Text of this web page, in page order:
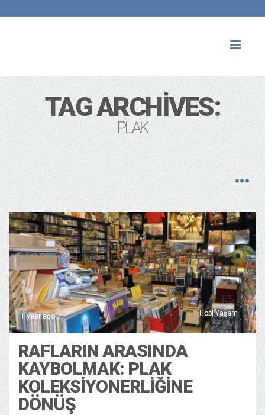
TAG ARCHIVES:
PLAK
Hobi Yaşam
1 year ago
RAFLARIN ARASINDA
KAYBOLMAK: PLAK
KOLEKSİYONERLİĞİNE
DÖNÜŞ